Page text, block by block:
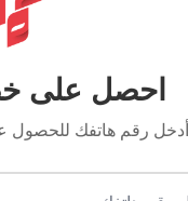
.
احصل على خصم
أدخل رقم هاتفك